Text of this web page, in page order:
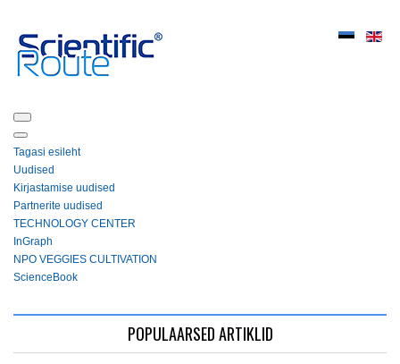
Tagasi esileht
Uudised
Kirjastamise uudised
Partnerite uudised
ТЕСHNOLOGY СЕNTЕR
InGraph
NPO VEGGIES CULTIVATION
ScienceBook
POPULAARSED ARTIKLID